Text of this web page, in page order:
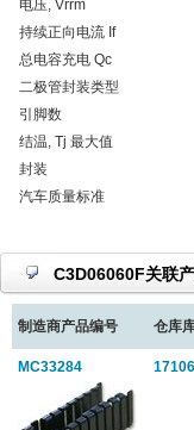
电压, Vrrm
持续正向电流 If
总电容充电 Qc
二极管封装类型
引脚数
结温, Tj 最大值
封装
汽车质量标准
C3D06060F关联
制造商产品编号 仓库
MC33284